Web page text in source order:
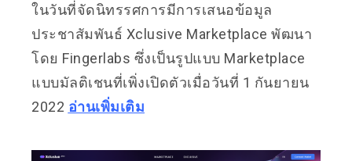
ในวันที่จัดนิทรรศการมีการเสนอข้อมูล
ประชาสัมพันธ์ Xclusive Marketplace พัฒนา
โดย Fingerlabs ซึ่งเป็นรูปแบบ Marketplace
แบบมัลติเชนที่เพิ่งเปิดตัวเมื่อวันที่ 1 กันยายน
2022 อ่านเพิ่มเติม